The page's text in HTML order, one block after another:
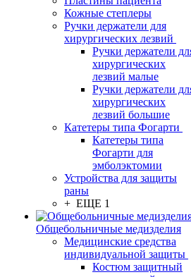
Кожные степлеры
Ручки держатели для
хирургических лезвий
Ручки держатели
хирургических
лезвий малые
Ручки держатели
хирургических
лезвий большие
Катетеры типа Фогарти
Катетеры типа
Фогарти для
эмболэктомии
Устройства для защиты
раны
+ ЕЩЕ 1
Общебольничные медизделия
Медицинские средства
индивидуальной защиты
Костюм защитный